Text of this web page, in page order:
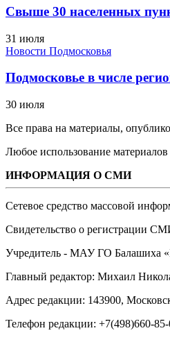
Свыше 30 населенных
31 июля
Новости Подмосковья
Подмосковье в числе
30 июля
Все права на материалы,
Любое использование материалов
ИНФОРМАЦИЯ О СМИ
Сетевое средство массовой
Свидетельство о регистрации
Учредитель - МАУ ГО Балашиха
Главный редактор: Михаил
Адрес редакции: 143900,
Телефон редакции: +7(498)660-85-